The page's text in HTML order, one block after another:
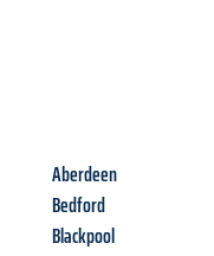
Aberdeen
Bedford
Blackpool